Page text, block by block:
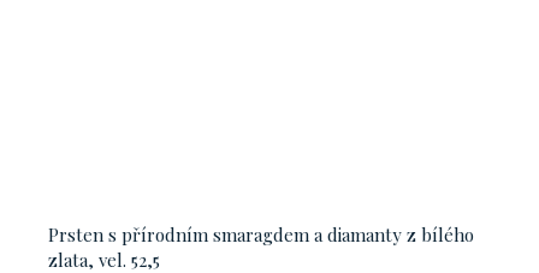
Prsten s přírodním smaragdem a diamanty z bílého
zlata, vel. 52,5